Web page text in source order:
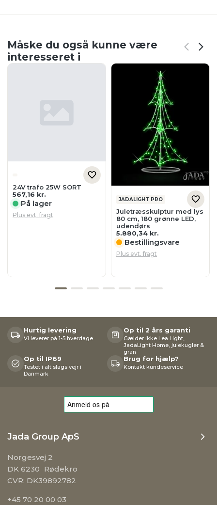
Måske du også kunne være
interesseret i
24V trafo 25W SORT
567,16 kr.
På lager
Plus evt. fragt
JADALIGHT PRO
Juletræsskulptur med lys
80 cm, 180 grønne LED,
udendørs
5.880,34 kr.
Bestillingsvare
Plus evt. fragt
Hurtig levering
Vi leverer på 1-5 hverdage
Op til 2 års garanti
Gælder ikke Lea Light,
JadaLight Home, julekugler &
gran
Op til IP69
Testet i alt slags vejr i
Danmark
Brug for hjælp?
Kontakt kundeservice
Jada Group ApS
Norgesvej 2
DK 6230 Rødekro
CVR: DK39892782
+45 70 20 00 03